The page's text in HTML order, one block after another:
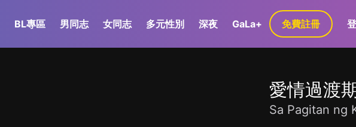
BL專區 男同志 女同志 多元性別 深夜 GaLa+ 免費註冊
愛情過渡
Sa Pagitan ng